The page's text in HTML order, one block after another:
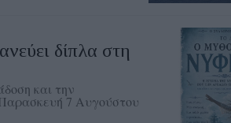
δίπλα στη
και την
Παρασκευή 7 Αυγούστου